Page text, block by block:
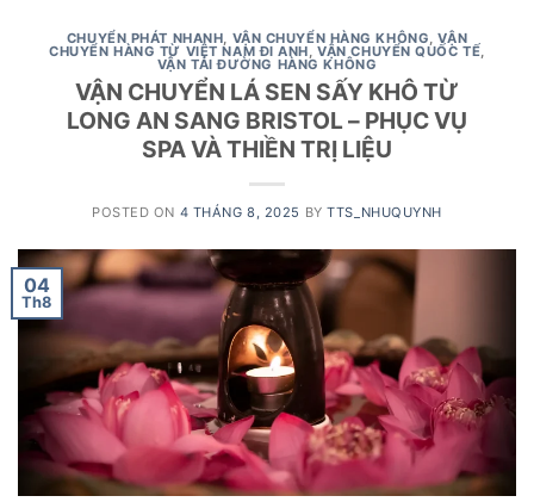
CHUYỂN PHÁT NHANH, VẬN CHUYỂN HÀNG KHÔNG,VẬN
CHUYỂN HÀNG TỪ VIỆT NAM ĐI ANH,VẬN CHUYỂN QUỐC TẾ,
VẬN TẢI ĐƯỜNG HÀNG KHÔNG
VẬN CHUYỂN LÁ SEN SẤY KHÔ TỪ
LONG AN SANG BRISTOL – PHỤC VỤ
SPA VÀ THIỀN TRỊ LIỆU
POSTED ON 4 THÁNG 8, 2025 BYTTS_NHUQUYNH
04
Th8